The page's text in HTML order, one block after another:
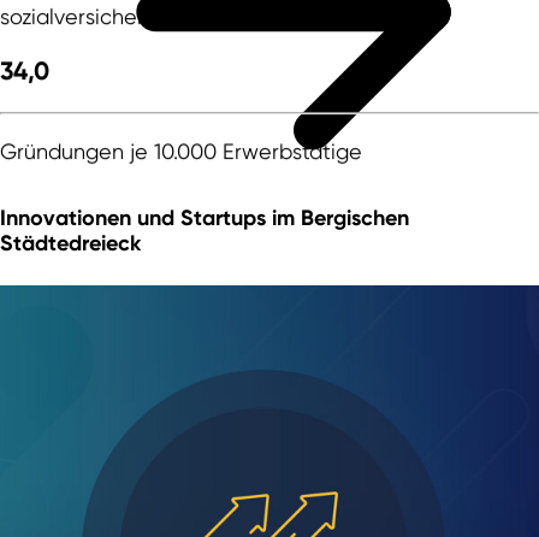
sozialversicherungspflichtig Beschäftigten
34,0
Gründungen je 10.000 Erwerbstätige
Innovationen und Startups im Bergischen
Städtedreieck